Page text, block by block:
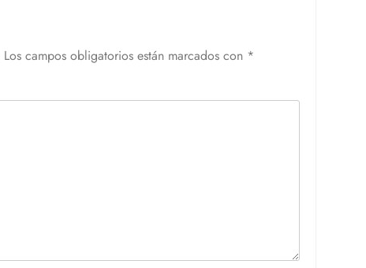
Los campos obligatorios están marcados con *